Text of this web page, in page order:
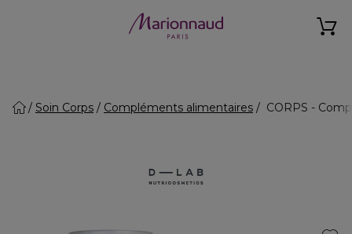
Soin Corps Compléments alimentaires CORPS -